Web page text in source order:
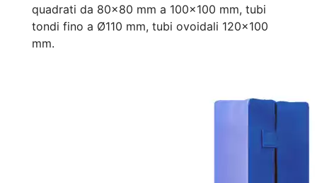
quadrati da 80x80 mm a 100x100 mm, tubi
tondi fino a Ø110 mm, tubi ovoidali 120x100
mm.